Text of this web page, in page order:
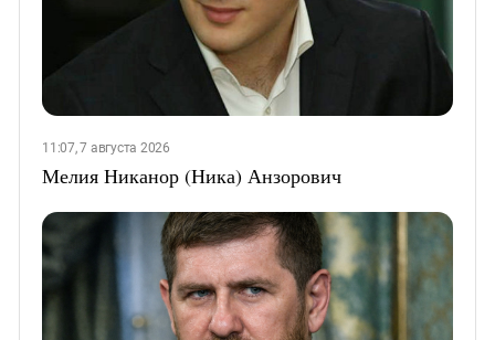
11:07, 7 августа 2026
Мелия Никанор (Ника) Анзорович